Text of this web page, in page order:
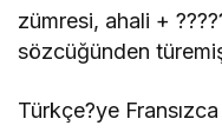
zümresi, ahali +
sözcüğünden
Türkçe?ye